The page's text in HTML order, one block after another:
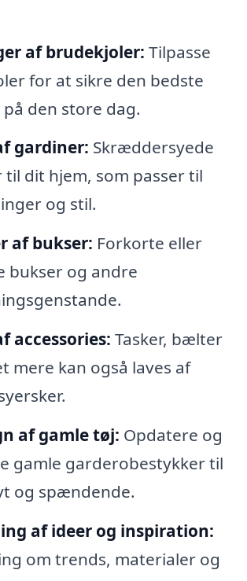
af brudekjoler: Tilpasse
for at sikre den bedste
den store dag.
gardiner: Skræddersyede
dit hjem, som passer til
og stil.
af bukser: Forkorte eller
bukser og andre
accessories: Tasker, bælter
mere kan også laves af
af gamle tøj: Opdatere og
gamle garderobestykker til
og spændende.
af ideer og inspiration:
om trends, materialer og